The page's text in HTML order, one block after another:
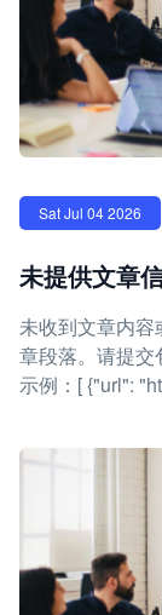
Sat Jul 04 2026
未提供文章
未收到文章内
章段落。请提
示例：[ {"url":